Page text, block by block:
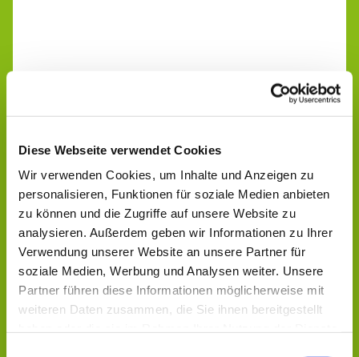
Diese Webseite verwendet Cookies
Wir verwenden Cookies, um Inhalte und Anzeigen zu
personalisieren, Funktionen für soziale Medien anbieten
zu können und die Zugriffe auf unsere Website zu
analysieren. Außerdem geben wir Informationen zu Ihrer
Verwendung unserer Website an unsere Partner für
soziale Medien, Werbung und Analysen weiter. Unsere
Partner führen diese Informationen möglicherweise mit
weiteren Daten zusammen, die Sie ihnen bereitgestellt